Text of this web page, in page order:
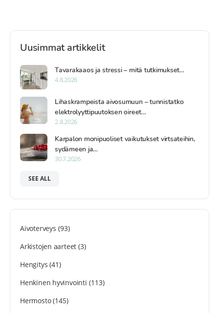
Uusimmat artikkelit
Tavarakaaos ja stressi – mitä tutkimukset…
4.8.2026
Lihaskrampeista aivosumuun – tunnistatko
elektrolyyttipuutoksen oireet…
2.8.2026
Karpalon monipuoliset vaikutukset virtsateihin,
sydämeen ja…
30.7.2026
SEE ALL
Aivoterveys (93)
Arkistojen aarteet (3)
Hengitys (41)
Henkinen hyvinvointi (113)
Hermosto(145)